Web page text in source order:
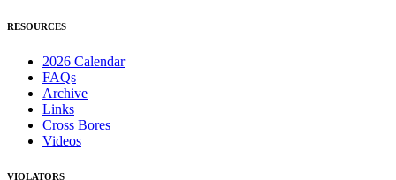
RESOURCES
2026 Calendar
FAQs
Archive
Links
Cross Bores
Videos
VIOLATORS